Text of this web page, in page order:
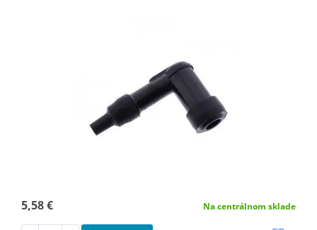
5,58 € Na centrálnom sklade